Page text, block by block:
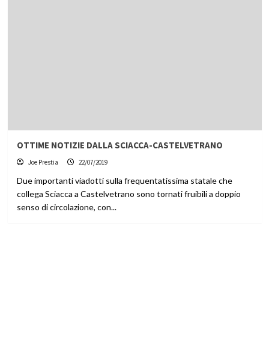
OTTIME NOTIZIE DALLA SCIACCA-CASTELVETRANO
Joe Prestia 22/07/2019
Due importanti viadotti sulla frequentatissima statale che
collega Sciacca a Castelvetrano sono tornati fruibili a doppio
senso di circolazione, con...